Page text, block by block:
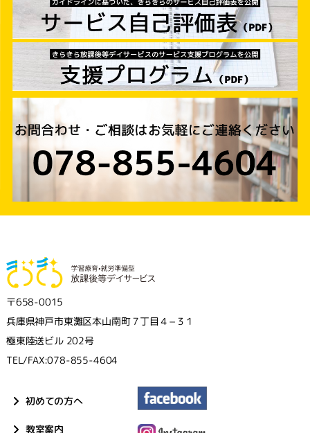
〒658-0015
兵庫県神戸市東灘区本山南町７丁目４−３１
極東陸送ビル 202号
TEL/FAX:078-855-4604
初めての方へ
教室案内